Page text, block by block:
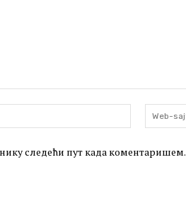
Email:*
следећи пут када коментаришем.